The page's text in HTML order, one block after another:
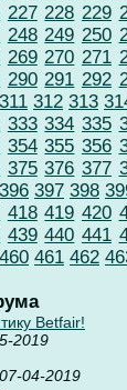
227 228 229
248 249 250
269 270 271
290 291 292
311 312 313
333 334 335
354 355 356
375 376 377
396 397 398
418 419 420
439 440 441
460 461 462
Betfair!
2019
07-04-2019